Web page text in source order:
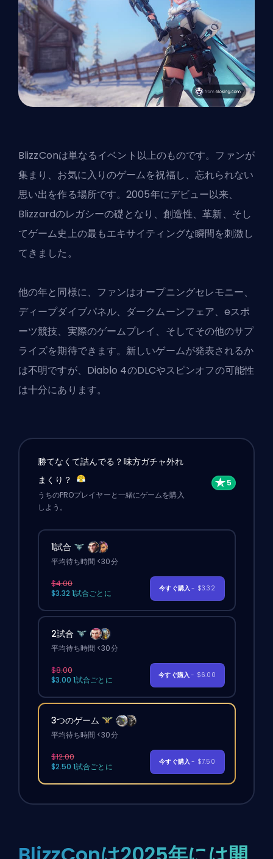
BlizzConは単なるイベント以上のものです。ファンが
集まり、お気に入りのゲームを祝福し、忘れられない
思い出を作る場所です。2005年にデビュー以来、
Blizzardのレガシーの礎となり、創造性、革新、そし
てゲーム史上の最もエキサイティングな瞬間を刺激し
てきました。
他の年と同様に、ファンはオープニングセレモニー、
ディープダイブパネル、ダークムーンフェア、eスポ
ーツ競技、実際のゲームプレイ、そしてその他のサプ
ライズを期待できます。新しいゲームが発表されるか
は不明ですが、Diablo 4のDLCやスピンオフの可能性
は十分にあります。
勝てなくて詰んでる？味方ガチャ外れ
まくり？
うちのPROプレイヤーと一緒にゲームを購入
しよう。
1試合
平均待ち時間 <30分
$4.00
$3.32 1試合ごとに
今すぐ購入- $3.32
2試合
平均待ち時間 <30分
$8.00
$3.00 1試合ごとに
今すぐ購入- $6.00
3つのゲーム
平均待ち時間 <30分
$12.00
$2.50 1試合ごとに
今すぐ購入- $7.50